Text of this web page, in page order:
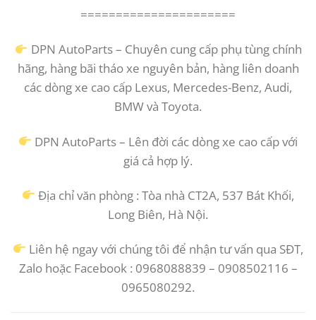
======================
DPN AutoParts – Chuyên cung cấp phụ tùng chính
hãng, hàng bãi tháo xe nguyên bản, hàng liên doanh
các dòng xe cao cấp Lexus, Mercedes-Benz, Audi,
BMW và Toyota.
DPN AutoParts – Lên đời các dòng xe cao cấp với
giá cả hợp lý.
Địa chỉ văn phòng : Tòa nhà CT2A, 537 Bát Khối,
Long Biên, Hà Nội.
Liên hệ ngay với chúng tôi để nhận tư vấn qua SĐT,
Zalo hoặc Facebook : 0968088839 – 0908502116 –
0965080292.